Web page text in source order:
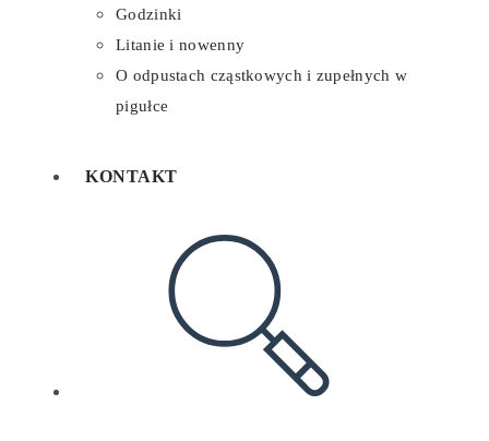
Godzinki
Litanie i nowenny
O odpustach cząstkowych i zupełnych w
pigułce
KONTAKT